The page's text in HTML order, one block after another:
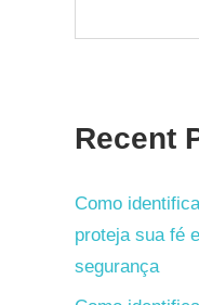
Recent
Como
proteja sua fé
segurança